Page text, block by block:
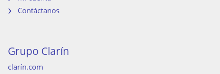
Contáctanos
Grupo Clarín
clarín.com